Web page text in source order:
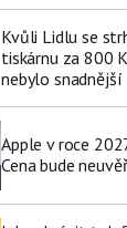
Kvůli Lidlu se
tiskárnu za 800
nebylo snadnější
Apple v roce
Cena bude